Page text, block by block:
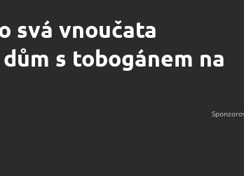
svá vnoučata
s tobogánem na